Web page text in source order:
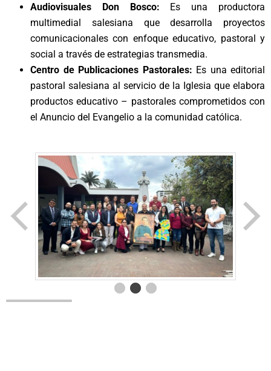
Audiovisuales Don Bosco: Es una productora
multimedial salesiana que desarrolla proyectos
comunicacionales con enfoque educativo, pastoral y
social a través de estrategias transmedia.
Centro de Publicaciones Pastorales: Es una editorial
pastoral salesiana al servicio de la Iglesia que elabora
productos educativo – pastorales comprometidos con
el Anuncio del Evangelio a la comunidad católica.